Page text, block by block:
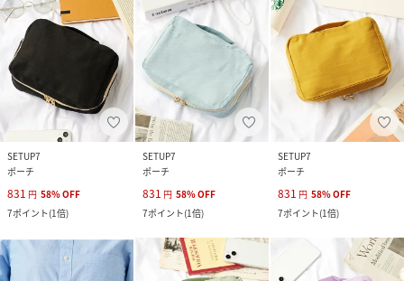
SETUP7
ポーチ
831 円 58%OFF
7ポイント(1倍)
SETUP7
ポーチ
831 円 58%OFF
7ポイント(1倍)
SETUP7
ポーチ
831 円 58%OFF
7ポイント(1倍)